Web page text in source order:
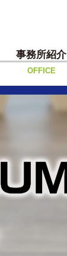
事務所紹介
OFFICE